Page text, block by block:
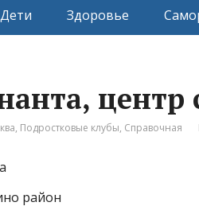
Дети Здоровье
центр
, Подростковые клубы, Справочная
район